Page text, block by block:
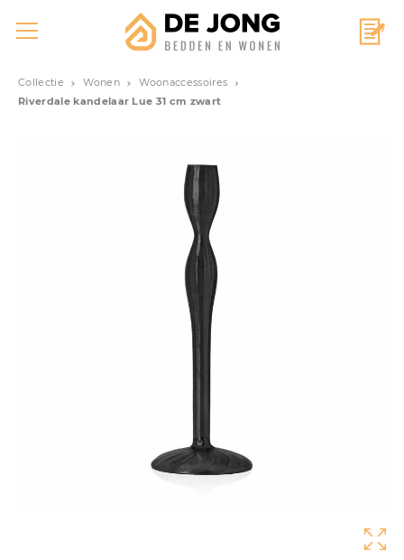
Collectie Wonen
Woonaccessoires
Riverdale kandelaar Lue 31 cm zwart